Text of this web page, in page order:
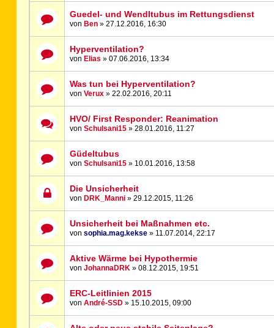
Guedel- und Wendltubus im Rettungsdienst
von Ben » 27.12.2016, 16:30
Hyperventilation?
von Elias » 07.06.2016, 13:34
Was tun bei Hyperventilation?
vonVerux » 22.02.2016, 20:11
HVO/ First Responder: Reanimation
vonSchulsani15 » 28.01.2016, 11:27
Güdeltubus
vonSchulsani15 » 10.01.2016, 13:58
Die Unsicherheit
von DRK_Manni » 29.12.2015, 11:26
Unsicherheit bei Maßnahmen etc.
vonsophia.mag.kekse » 11.07.2014, 22:17
Aktive Wärme bei Hypothermie
vonJohannaDRK » 08.12.2015, 19:51
ERC-Leitlinien 2015
vonAndré-SSD » 15.10.2015, 09:00